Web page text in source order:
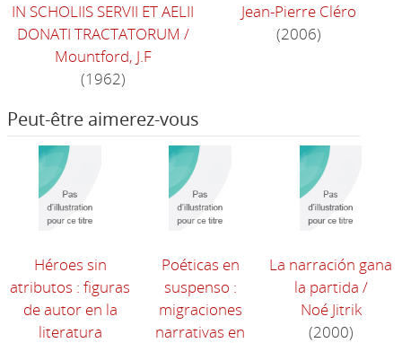
IN SCHOLIIS SERVII ET AELII
DONATI TRACTATORUM /
Mountford, J.F
(1962)
Jean-Pierre Cléro
(2006)
Peut-être aimerez-vous
Héroes sin
atributos : figuras
de autor en la
literatura
Poéticas en
suspenso :
migraciones
narrativas en
La narración gana
la partida /
Noé Jitrik
(2000)